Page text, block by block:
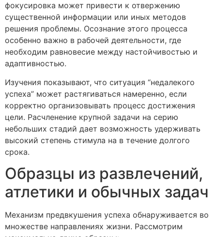
фокусировка может привести к отвержению
существенной информации или иных методов
решения проблемы. Осознание этого процесса
особенно важно в рабочей деятельности, где
необходим равновесие между настойчивостью и
адаптивностью.
Изучения показывают, что ситуация “недалекого
успеха” может растягиваться намеренно, если
корректно организовывать процесс достижения
цели. Расчленение крупной задачи на серию
небольших стадий дает возможность удерживать
высокий степень стимула на в течение долгого
срока.
Образцы из развлечений,
атлетики и обычных задач
Механизм предвкушения успеха обнаруживается во
множестве направлениях жизни. Рассмотрим